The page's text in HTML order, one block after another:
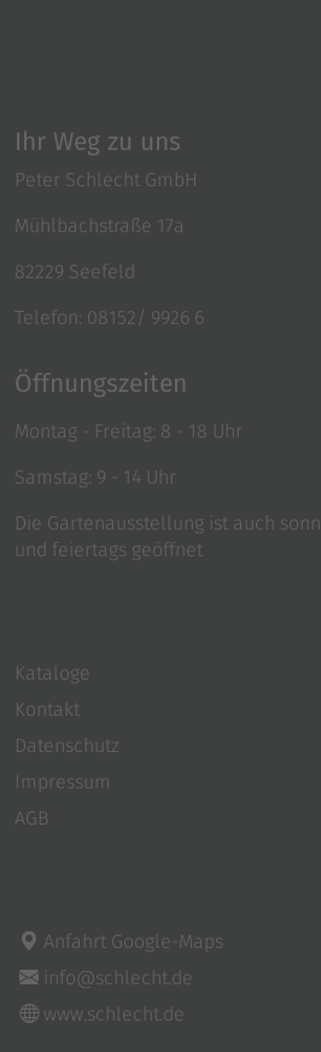
Ihr Weg zu uns
Peter Schlecht GmbH
Mühlbachstraße 17a
82229 Seefeld
Telefon: 08152/ 9926 6
Öffnungszeiten
Montag - Freitag: 8 - 18 Uhr
Samstag: 9 - 14 Uhr
Die Gartenausstellung ist auch sonn-
und feiertags geöffnet
Kataloge
Kontakt
Datenschutz
Impressum
AGB
Anfahrt Google-Maps
info@schlecht.de
www.schlecht.de